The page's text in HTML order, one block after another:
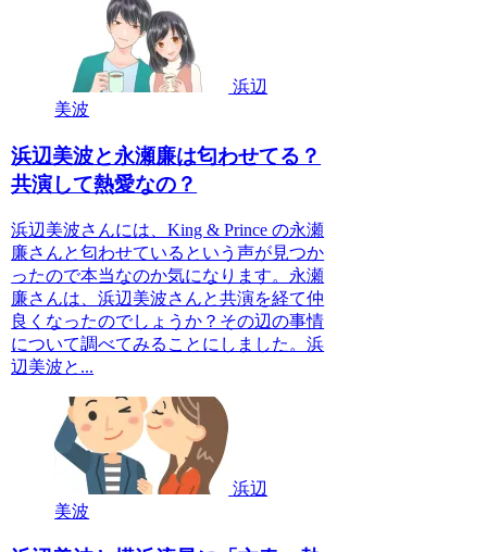
浜辺
美波
浜辺美波と永瀬廉は匂わせてる？
共演して熱愛なの？
浜辺美波さんには、King & Prince の永瀬
廉さんと匂わせているという声が見つか
ったので本当なのか気になります。永瀬
廉さんは、浜辺美波さんと共演を経て仲
良くなったのでしょうか？その辺の事情
について調べてみることにしました。浜
辺美波と...
浜辺
美波